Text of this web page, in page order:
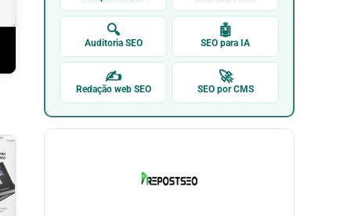
🔍
Auditoria SEO
🤖
SEO para IA
✍
Redação web SEO
🚀
SEO por CMS